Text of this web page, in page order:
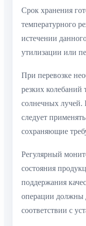
Срок хранения
температурного
истечении
утилизации или
При перевозке
резких
солнечных лучей.
следует
сохраняющие
Регулярный
состояния
поддержания
операции должны
соответствии с